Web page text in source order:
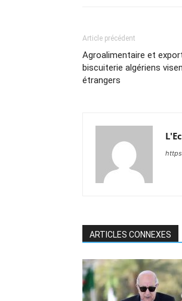
Article précédent
Agroalimentaire et
biscuiterie algériens
étrangers
ARTICLES CONNEXES